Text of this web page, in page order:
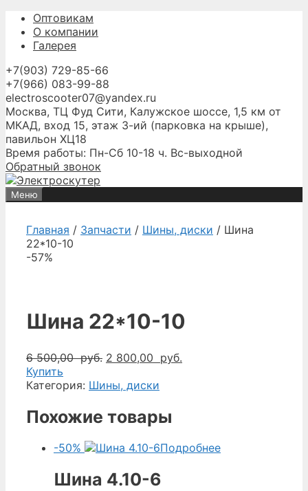
Перейти
содержимому
Оптовикам
О компании
Галерея
+7(903) 729-85-66
+7(966) 083-99-88
electroscooter07@yandex.ru
Москва, ТЦ Фуд Сити, Калужское шоссе, 1,5 км от
МКАД, вход 15, этаж 3-ий (парковка на крыше),
павильон ХЦ18
Время работы: Пн-Сб 10-18 ч. Вс-выходной
Обратный звонок
Меню
Главная / Запчасти / Шины, диски / Шина
22*10-10
-57%
Шина 22*10-10
6 500,00руб. Первоначальная
составляла
500,00
руб..
2 800,00 руб.
Купить
Категория: Шины, диски
Похожие товары
-50% Подробнее
Шина 4.10-6